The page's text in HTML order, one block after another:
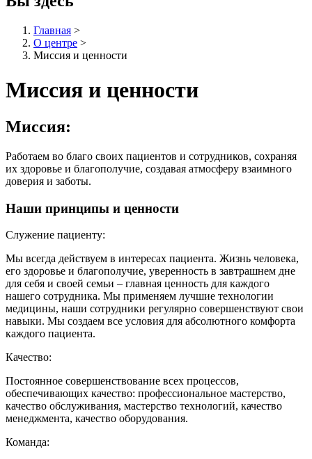
Главная >
О центре >
Миссия и ценности
Миссия и ценности
Миссия:
Работаем во благо своих пациентов и сотрудников, сохраняя
их здоровье и благополучие, создавая атмосферу взаимного
доверия и заботы.
Наши принципы и ценности
Служение пациенту:
Мы всегда действуем в интересах пациента. Жизнь человека,
его здоровье и благополучие, уверенность в завтрашнем дне
для себя и своей семьи – главная ценность для каждого
нашего сотрудника. Мы применяем лучшие технологии
медицины, наши сотрудники регулярно совершенствуют свои
навыки. Мы создаем все условия для абсолютного комфорта
каждого пациента.
Качество:
Постоянное совершенствование всех процессов,
обеспечивающих качество: профессиональное мастерство,
качество обслуживания, мастерство технологий, качество
менеджмента, качество оборудования.
Команда: